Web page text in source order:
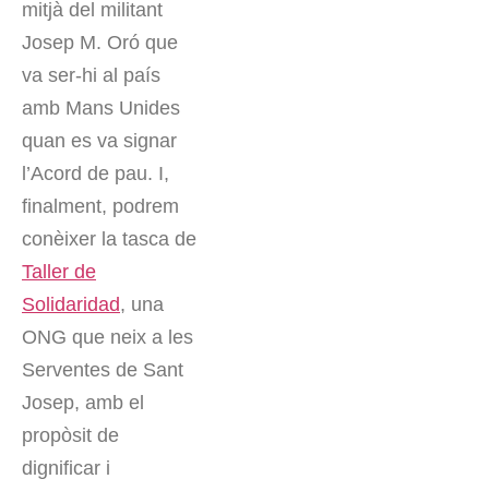
mitjà del militant
Josep M. Oró que
va ser-hi al país
amb Mans Unides
quan es va signar
l’Acord de pau. I,
finalment, podrem
conèixer la tasca de
Taller de
Solidaridad, una
ONG que neix a les
Serventes de Sant
Josep, amb el
propòsit de
dignificar i